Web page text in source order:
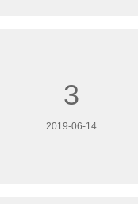
3
2019-06-14